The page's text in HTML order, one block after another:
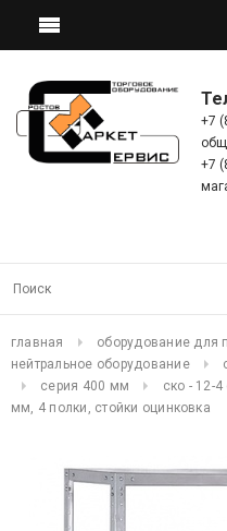
+7
+7
главная
оборудование для
нейтральное оборудование
серия 400 мм
ско - 12-
мм, 4 полки, стойки оцинковка